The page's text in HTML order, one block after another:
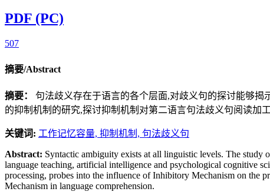
PDF (PC)
507
摘要/Abstract
摘要： 句法歧义存在于语言的各个层面,对歧义句的探讨能够
的抑制机制的研究,探讨抑制机制对第二语言句法歧义句阅读加
关键词: 工作记忆容量, 抑制机制, 句法歧义句
Abstract: Syntactic ambiguity exists at all linguistic levels. The study
language teaching, artificial intelligence and psychological cognitive
processing, probes into the influence of Inhibitory Mechanism on the
Mechanism in language comprehension.